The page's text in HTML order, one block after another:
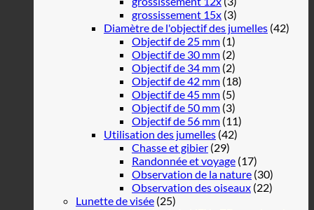
grossissement 15x (3)
Diamètre de l'objectif des jumelles (42)
Objectif de 25 mm (1)
Objectif de 30 mm (2)
Objectif de 34 mm (2)
Objectif de 42 mm (18)
Objectif de 45 mm (5)
Objectif de 50 mm (3)
Objectif de 56 mm (11)
Utilisation des jumelles (42)
Chasse et gibier (29)
Randonnée et voyage (17)
Observation de la nature (30)
Observation des oiseaux (22)
Lunette de visée (25)